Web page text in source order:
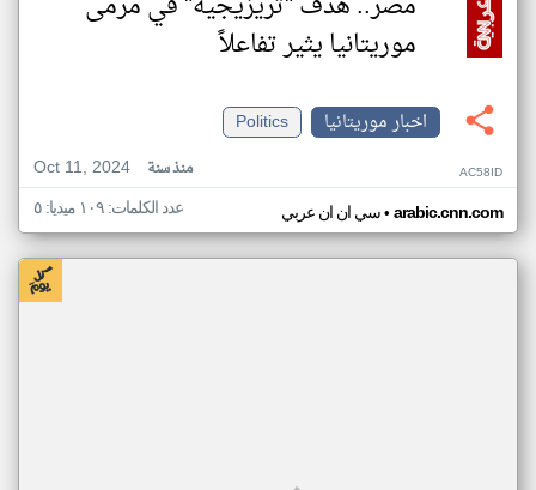
موريتانيا يثير تفاعلاً
اخبار موريتانيا
Politics
Oct 11, 2024
منذ سنة AC58ID
سي ان ان عربي• arabic.cnn.com عدد الكلمات: ١٠٩ ميديا: ٥